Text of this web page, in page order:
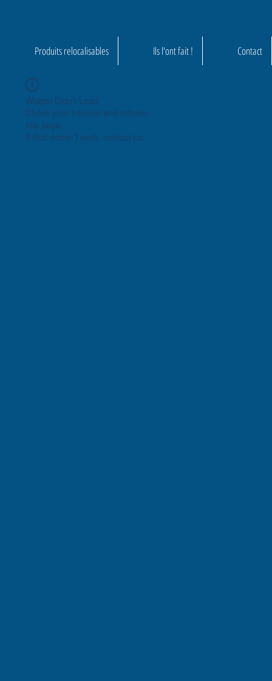
Produits relocalisables Ils l'ont fait ! Contact
Widget Didn’t Load
Check your internet and refresh
this page.
If that doesn’t work, contact us.